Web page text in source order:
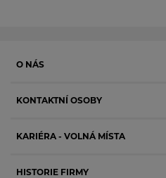
O NÁS
KONTAKTNÍ OSOBY
KARIÉRA - VOLNÁ MÍSTA
HISTORIE FIRMY